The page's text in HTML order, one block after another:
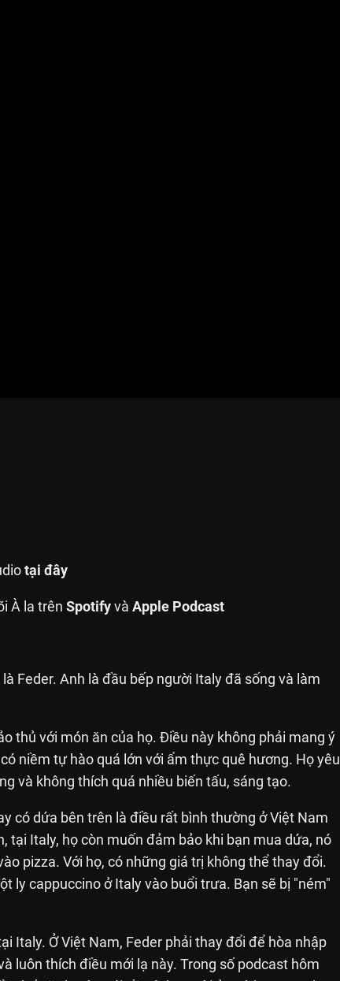
tại đây
À la trên Spotify và Apple Podcast
Feder. Anh là đầu bếp người Italy đã sống và làm
thủ với món ăn của họ. Điều này không phải mang ý
niềm tự hào quá lớn với ẩm thực quê hương. Họ yêu
và không thích quá nhiều biến tấu, sáng tạo.
có dứa bên trên là điều rất bình thường ở Việt Nam
tại Italy, họ còn muốn đảm bảo khi bạn mua dứa, nó
pizza. Với họ, có những giá trị không thể thay đổi.
ly cappuccino ở Italy vào buổi trưa. Bạn sẽ bị "ném"
Italy. Ở Việt Nam, Feder phải thay đổi để hòa nhập
luôn thích điều mới lạ này. Trong số podcast hôm